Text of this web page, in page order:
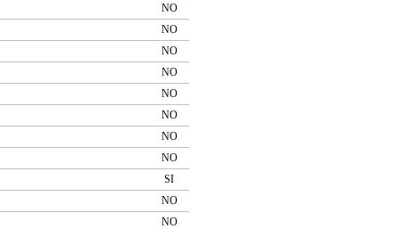
NO
NO
NO
NO
NO
NO
NO
NO
SI
NO
NO